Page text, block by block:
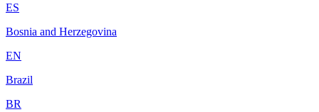
ES
Bosnia and Herzegovina
EN
Brazil
BR